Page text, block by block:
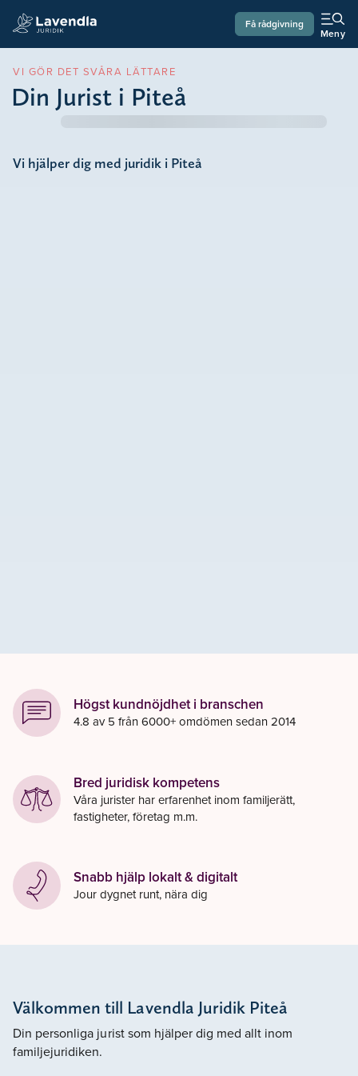
Få rådgivning
Meny
VI GÖR DET SVÅRA LÄTTARE
Din Jurist i Piteå
Vi hjälper dig med juridik i Piteå
Högst kundnöjdhet i branschen
4.8 av 5 från 6000+ omdömen sedan 2014
Bred juridisk kompetens
Våra jurister har erfarenhet inom familjerätt,
fastigheter, företag m.m.
Snabb hjälp lokalt & digitalt
Jour dygnet runt, nära dig
Välkommen till Lavendla Juridik Piteå
Din personliga jurist som hjälper dig med allt inom
familjejuridiken.